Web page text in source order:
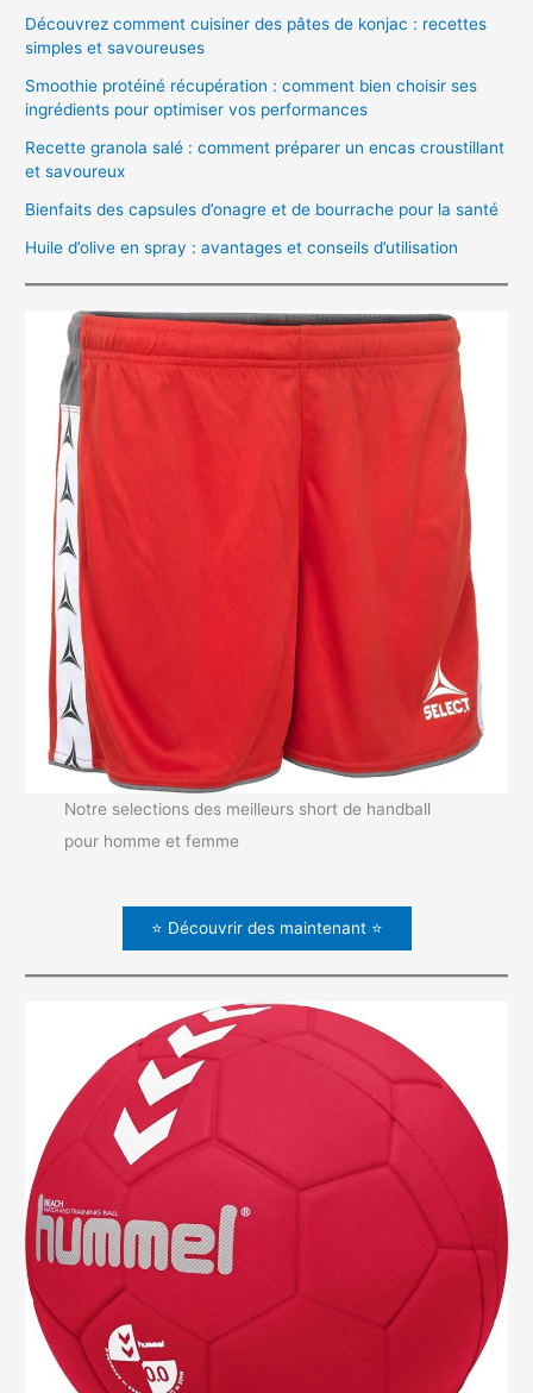
Découvrez comment cuisiner des pâtes de konjac : recettes
simples et savoureuses
Smoothie protéiné récupération : comment bien choisir ses
ingrédients pour optimiser vos performances
Recette granola salé : comment préparer un encas croustillant
et savoureux
Bienfaits des capsules d’onagre et de bourrache pour la santé
Huile d’olive en spray : avantages et conseils d’utilisation
Notre selections des meilleurs short de handball
pour homme et femme
⭐ Découvrir des maintenant ⭐